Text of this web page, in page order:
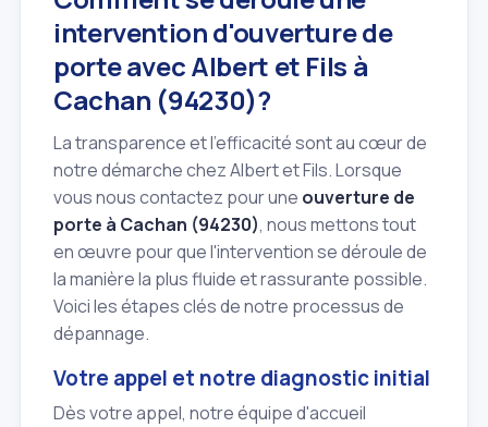
intervention d'ouverture de
porte avec Albert et Fils à
Cachan (94230)?
La transparence et l'efficacité sont au cœur de
notre démarche chez Albert et Fils. Lorsque
vous nous contactez pour une ouverture de
porte à Cachan (94230), nous mettons tout
en œuvre pour que l'intervention se déroule de
la manière la plus fluide et rassurante possible.
Voici les étapes clés de notre processus de
dépannage.
Votre appel et notre diagnostic initial
Dès votre appel, notre équipe d'accueil